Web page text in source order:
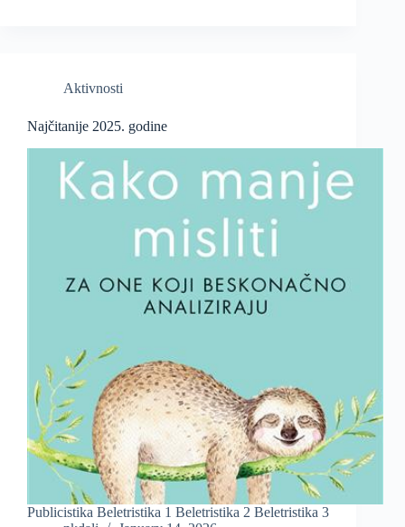
Aktivnosti
Najčitanije 2025. godine
Publicistika Beletristika 1 Beletristika 2 Beletristika 3